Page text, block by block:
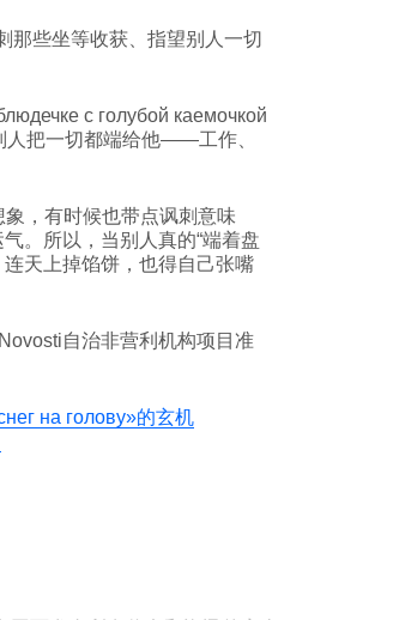
些坐等收获、指望别人一切
с голубой каемочкой
人把一切都端给他——工作、
，有时候也带点讽刺意味
。所以，当别人真的“端着盘
天上掉馅饼，也得自己张嘴
自治非营利机构项目准
на голову»的玄机